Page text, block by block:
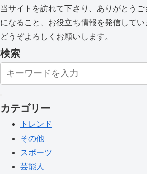
当サイトを訪れて下さり、ありがとう
になること、お役立ち情報を発信してい
どうぞよろしくお願いします。
検索
カテゴリー
トレンド
その他
スポーツ
芸能人